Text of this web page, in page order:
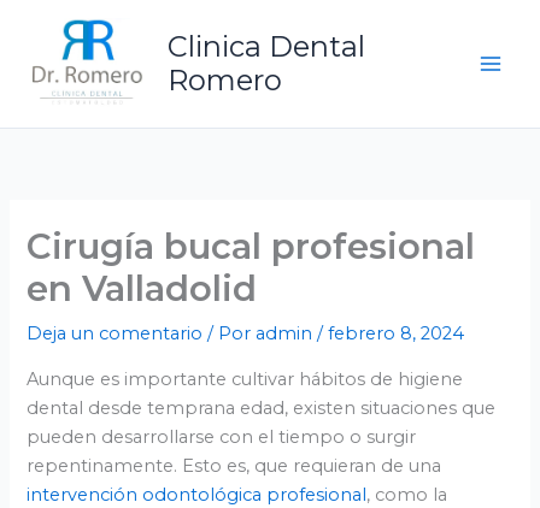
contenido
Clinica Dental
Romero
Cirugía bucal profesional
en Valladolid
Deja un comentario / Por admin/febrero 8, 2024
Aunque es importante cultivar hábitos de higiene
dental desde temprana edad, existen situaciones que
pueden desarrollarse con el tiempo o surgir
repentinamente. Esto es, que requieran de una
intervención odontológica profesional, como la